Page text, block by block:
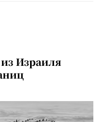
Израиля